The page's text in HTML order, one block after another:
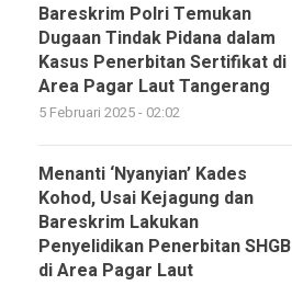
Bareskrim Polri Temukan
Dugaan Tindak Pidana dalam
Kasus Penerbitan Sertifikat di
Area Pagar Laut Tangerang
5 Februari 2025 - 02:02
Menanti ‘Nyanyian’ Kades
Kohod, Usai Kejagung dan
Bareskrim Lakukan
Penyelidikan Penerbitan SHGB
di Area Pagar Laut